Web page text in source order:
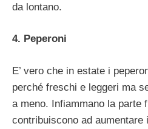
da lontano.
4. Peperoni
E’ vero che in estate i
perché freschi e leggeri ma
a meno. Infiammano la parte
contribuiscono ad aumentare